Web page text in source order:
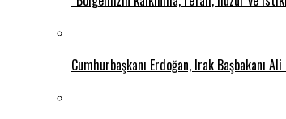
Cumhurbaşkanı Erdoğan, Irak Başbakanı